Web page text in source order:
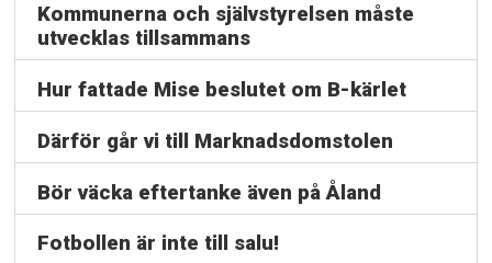
Kommunerna och självstyrelsen måste
utvecklas tillsammans
Hur fattade Mise beslutet om B-kärlet
Därför går vi till Marknadsdomstolen
Bör väcka eftertanke även på Åland
Fotbollen är inte till salu!